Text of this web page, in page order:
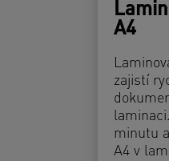
A4
zajistí
minutu
A4 v